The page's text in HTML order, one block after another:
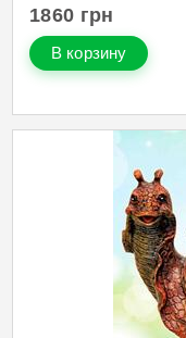
1860 грн
В корзину